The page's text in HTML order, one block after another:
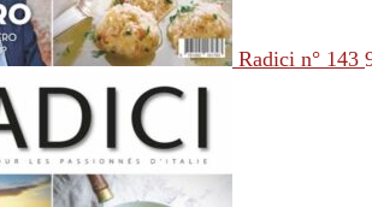
Radici n° 143